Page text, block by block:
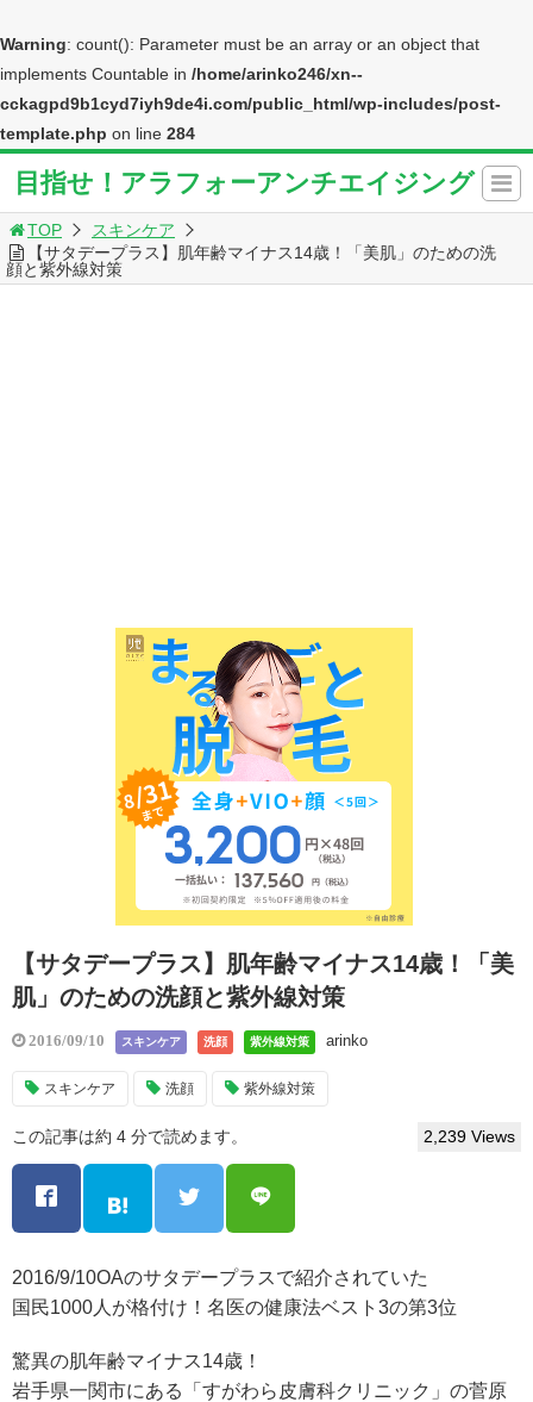
Warning: count(): Parameter must be an array or an object that
implements Countable in /home/arinko246/xn--
cckagpd9b1cyd7iyh9de4i.com/public_html/wp-includes/post-
template.php on line 284
目指せ！アラフォーアンチエイジング
TOP
スキンケア
【サタデープラス】肌年齢マイナス14歳！「美肌」のための洗
顔と紫外線対策
【サタデープラス】肌年齢マイナス14歳！「美
肌」のための洗顔と紫外線対策
2016/09/10 スキンケア 洗顔 紫外線対策 arinko
スキンケア 洗顔 紫外線対策
この記事は約 4 分で読めます。 2,239 Views
2016/9/10OAのサタデープラスで紹介されていた
国民1000人が格付け！名医の健康法ベスト3の第3位
驚異の肌年齢マイナス14歳！
岩手県一関市にある「すがわら皮膚科クリニック」の菅原